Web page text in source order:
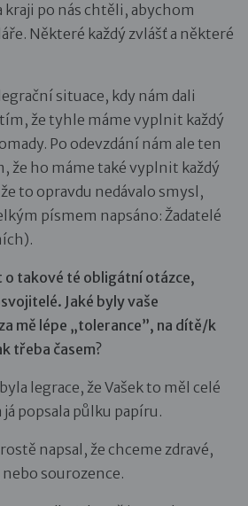
kraji po nás chtěli, abychom
Některé každý zvlášť a některé
situace, kdy nám dali
že tyhle máme vyplnit každý
Po odevzdání nám ale ten
že ho máme také vyplnit každý
to opravdu nedávalo smysl,
písmem napsáno: Žadatelé
o takové té obligátní otázce,
Jaké byly vaše
mě lépe „tolerance”, na dítě/k
třeba časem?
legrace, že Vašek to měl celé
popsala půlku papíru.
napsal, že chceme zdravé,
sourozence.